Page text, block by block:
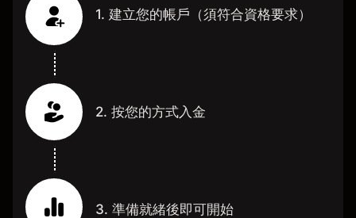
1. 建立您的帳戶（須符合資格要求）
2. 按您的方式入金
3. 準備就緒後即可開始